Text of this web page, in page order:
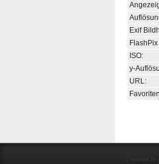
Exif
ISO:
y-
URL:
Powered by